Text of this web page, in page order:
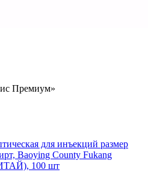
Премиум»
для инъекций размер
Baoying County Fukang
100 шт